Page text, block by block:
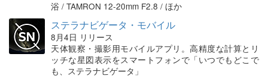
浴 / TAMRON 12-20mm F2.8 / ほか
ステラナビゲータ・モバイル
8月4日 リリース
天体観察・撮影用モバイルアプリ。高精度な計算とリ
ッチな星図表示をスマートフォンで「いつでもどこで
も、ステラナビゲータ」